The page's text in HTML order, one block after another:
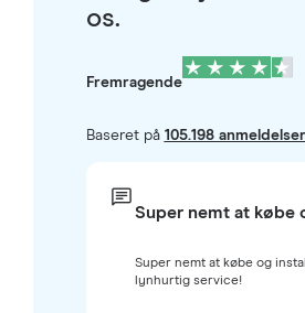
os.
Fremragende
Baseret på 105.198 anmeldelser
Super nemt at købe
Super nemt at købe og
lynhurtig service!